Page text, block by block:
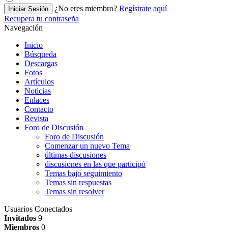
Iniciar Sesión ¿No eres miembro? Regístrate aquí
Recupera tu contraseña
Navegación
Inicio
Búsqueda
Descargas
Fotos
Artículos
Noticias
Enlaces
Contacto
Revista
Foro de Discusión
Foro de Discusión
Comenzar un nuevo Tema
últimas discusiones
discusiones en las que participó
Temas bajo seguimiento
Temas sin respuestas
Temas sin resolver
Usuarios Conectados
Invitados 9
Miembros 0